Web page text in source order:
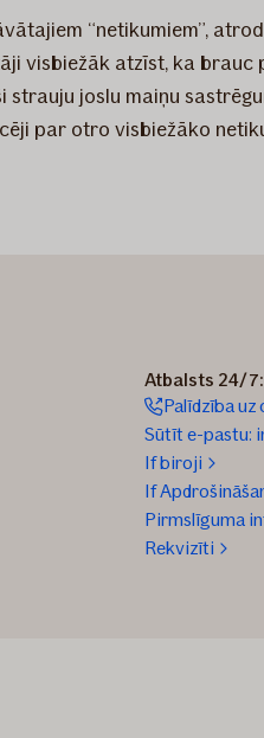
“netikumiem”,
visbiežāk atzīst, ka
joslu maiņu
par otro visbiežāko
Atbalsts 24/
Palīdzība uz
Sūtīt e-pastu:
If biroji
If
Pirmslīguma
Rekvizīti